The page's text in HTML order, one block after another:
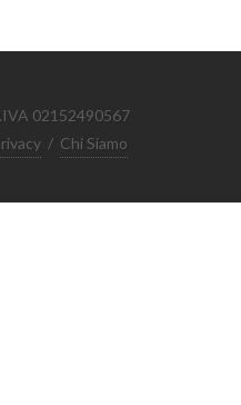
02152490567
/ Chi Siamo